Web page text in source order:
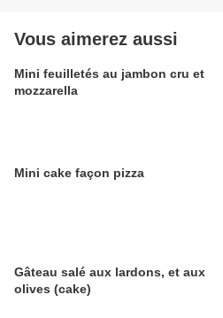
Vous aimerez aussi
Mini feuilletés au jambon cru et
mozzarella
Mini cake façon pizza
Gâteau salé aux lardons, et aux
olives (cake)